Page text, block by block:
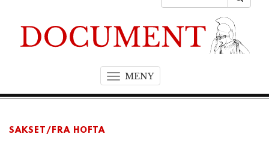
MENYT
o
SAKSET/FRA HOFTA